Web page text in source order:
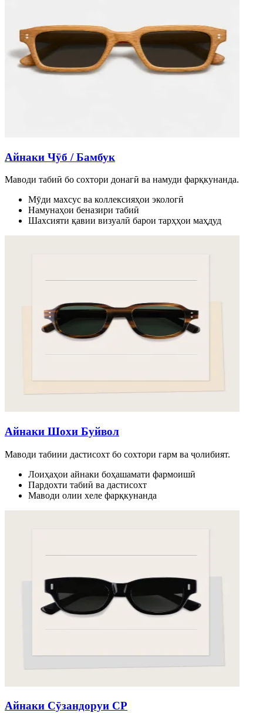
Айнаки Чӯб / Бамбук
Маводи табиӣ бо сохтори донагӣ ва намуди фарқкунанда.
Мӯди махсус ва коллексияҳои экологӣ
Намунаҳои беназири табиӣ
Шахсияти қавии визуалӣ барои тарҳҳои маҳдуд
Айнаки Шохи Буйвол
Маводи табиии дастисохт бо сохтори гарм ва ҷолибият.
Лоиҳаҳои айнаки боҳашамати фармоишӣ
Пардохти табиӣ ва дастисохт
Маводи олии хеле фарқкунанда
Айнаки Сӯзандоруи CP